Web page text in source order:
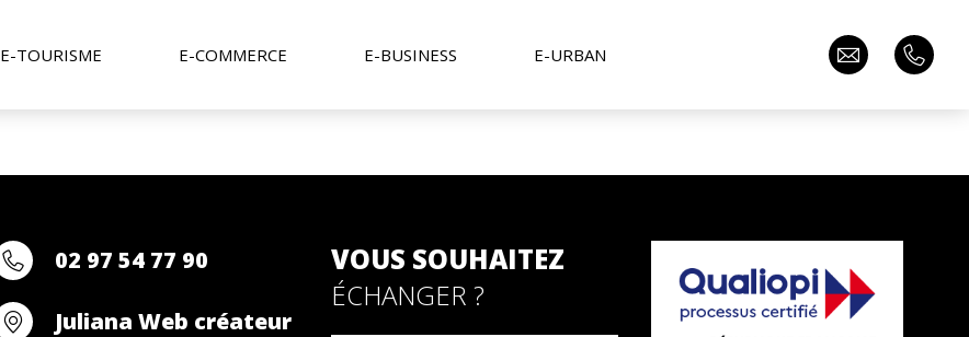
E-TOURISME E-COMMERCE E-BUSINESS E-URBAN
02 97 54 77 90
Juliana Web créateur
VOUS SOUHAITEZ
ÉCHANGER ?